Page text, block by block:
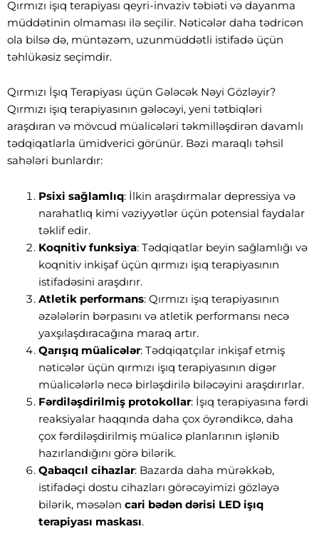
Qırmızı işıq terapiyası qeyri-invaziv təbiəti və dayanma
müddətinin olmaması ilə seçilir. Nəticələr daha tədricən
ola bilsə də, müntəzəm, uzunmüddətli istifadə üçün
təhlükəsiz seçimdir.
Qırmızı İşıq Terapiyası üçün Gələcək Nəyi Gözləyir?
Qırmızı işıq terapiyasının gələcəyi, yeni tətbiqləri
araşdıran və mövcud müalicələri təkmilləşdirən davamlı
tədqiqatlarla ümidverici görünür. Bəzi maraqlı təhsil
sahələri bunlardır:
Psixi sağlamlıq: İlkin araşdırmalar depressiya və
narahatlıq kimi vəziyyətlər üçün potensial faydalar
təklif edir.
Koqnitiv funksiya: Tədqiqatlar beyin sağlamlığı və
koqnitiv inkişaf üçün qırmızı işıq terapiyasının
istifadəsini araşdırır.
Atletik performans: Qırmızı işıq terapiyasının
əzələlərin bərpasını və atletik performansı necə
yaxşılaşdıracağına maraq artır.
Qarışıq müalicələr: Tədqiqatçılar inkişaf etmiş
nəticələr üçün qırmızı işıq terapiyasının digər
müalicələrlə necə birləşdirilə biləcəyini araşdırırlar.
Fərdiləşdirilmiş protokollar: İşıq terapiyasına fərdi
reaksiyalar haqqında daha çox öyrəndikcə, daha
çox fərdiləşdirilmiş müalicə planlarının işlənib
hazırlandığını görə bilərik.
Qabaqcıl cihazlar: Bazarda daha mürəkkəb,
istifadəçi dostu cihazları görəcəyimizi gözləyə
bilərik, məsələn cari bədən dərisi LED işıq
terapiyası maskası.